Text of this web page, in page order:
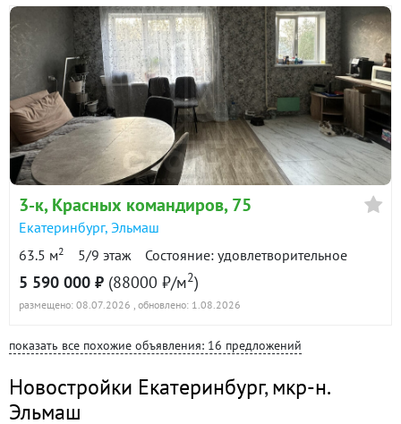
3-к, Красных командиров, 75
Екатеринбург, Эльмаш
63.5 м2 5/9 этаж Состояние: удовлетворительное
5 590 000 ₽ (88000 ₽/м2)
размещено: 08.07.2026 , обновлено: 1.08.2026
показать все похожие объявления: 16 предложений
Новостройки Екатеринбург,мкр-н.
Эльмаш